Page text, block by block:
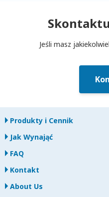
Jeśli masz
Produkty i Cennik
Jak Wynająć
FAQ
Kontakt
About Us